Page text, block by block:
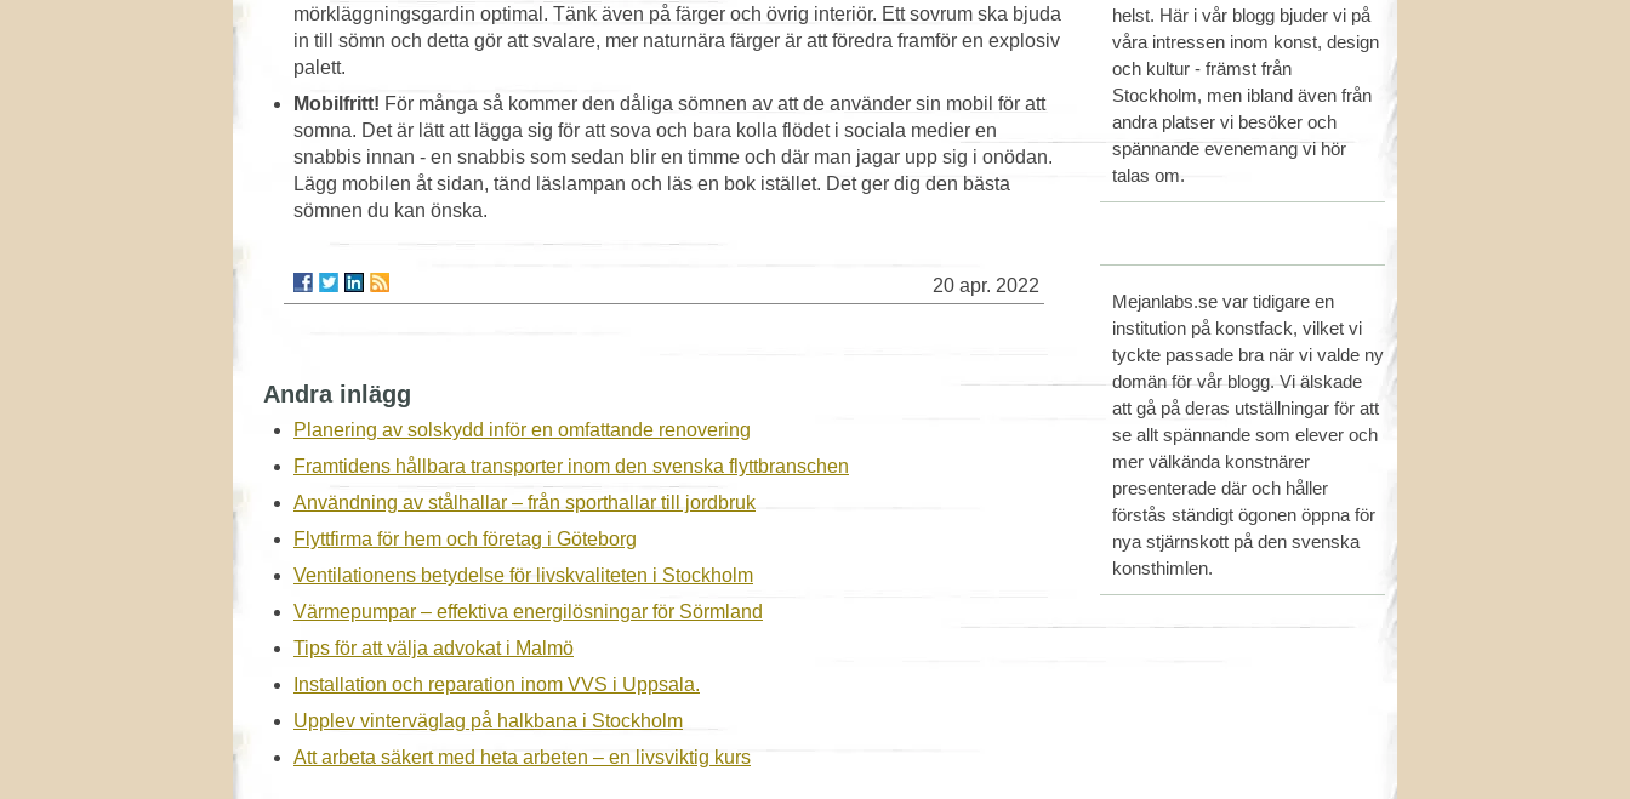
mörkläggningsgardin optimal. Tänk även på färger och övrig interiör. Ett sovrum ska bjuda
in till sömn och detta gör att svalare, mer naturnära färger är att föredra framför en explosiv
palett.
Mobilfritt! För många så kommer den dåliga sömnen av att de använder sin mobil för att
somna. Det är lätt att lägga sig för att sova och bara kolla flödet i sociala medier en
snabbis innan - en snabbis som sedan blir en timme och där man jagar upp sig i onödan.
Lägg mobilen åt sidan, tänd läslampan och läs en bok istället. Det ger dig den bästa
sömnen du kan önska.
20 apr. 2022
Andra inlägg
Planering av solskydd inför en omfattande renovering
Framtidens hållbara transporter inom den svenska flyttbranschen
Användning av stålhallar – från sporthallar till jordbruk
Flyttfirma för hem och företag i Göteborg
Ventilationens betydelse för livskvaliteten i Stockholm
Värmepumpar – effektiva energilösningar för Sörmland
Tips för att välja advokat i Malmö
Installation och reparation inom VVS i Uppsala.
Upplev vinterväglag på halkbana i Stockholm
Att arbeta säkert med heta arbeten – en livsviktig kurs
helst. Här i vår blogg bjuder vi på
våra intressen inom konst, design
och kultur - främst från
Stockholm, men ibland även från
andra platser vi besöker och
spännande evenemang vi hör
talas om.
Mejanlabs.se var tidigare en
institution på konstfack, vilket vi
tyckte passade bra när vi valde ny
domän för vår blogg. Vi älskade
att gå på deras utställningar för att
se allt spännande som elever och
mer välkända konstnärer
presenterade där och håller
förstås ständigt ögonen öppna för
nya stjärnskott på den svenska
konsthimlen.